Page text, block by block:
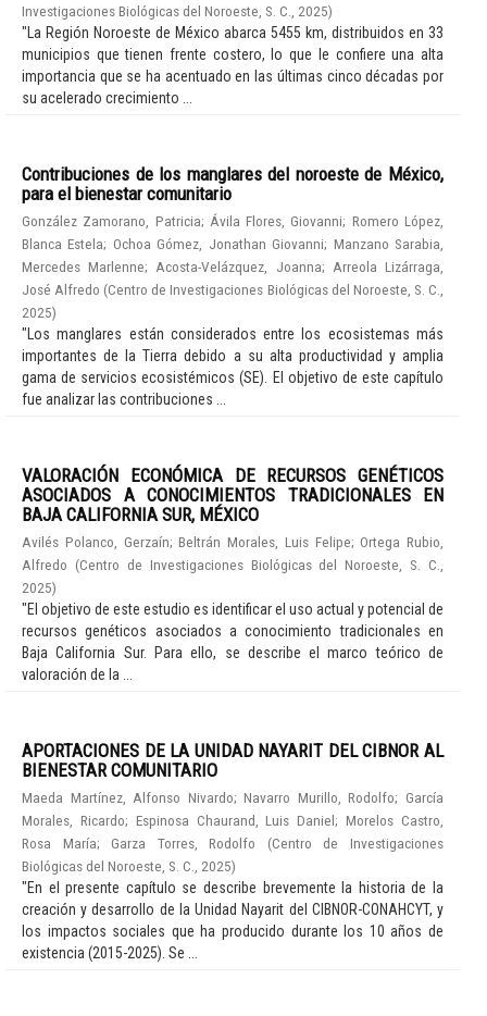
Investigaciones Biológicas del Noroeste, S. C.
2025)
"La Región Noroeste de México abarca 5455 km, distribuidos en 33
municipios que tienen frente costero, lo que le confiere una alta
importancia que se ha acentuado en las últimas cinco décadas por
su acelerado crecimiento ...
Contribuciones de los manglares del noroeste de México,
para el bienestar comunitario
González Zamorano, Patricia; Ávila Flores, Giovanni; Romero López,
Blanca Estela; Ochoa Gómez, Jonathan Giovanni; Manzano Sarabia,
Mercedes Marlenne; Acosta-Velázquez, Joanna; Arreola Lizárraga,
José Alfredo (Centro de Investigaciones Biológicas del Noroeste, S. C.
2025)
"Los manglares están considerados entre los ecosistemas más
importantes de la Tierra debido a su alta productividad y amplia
gama de servicios ecosistémicos (SE). El objetivo de este capítulo
fue analizar las contribuciones ...
VALORACIÓN ECONÓMICA DE RECURSOS GENÉTICOS
ASOCIADOS A CONOCIMIENTOS TRADICIONALES EN
BAJA CALIFORNIA SUR, MÉXICO
Avilés Polanco, Gerzaín;Beltrán Morales, Luis Felipe;Ortega Rubio,
Alfredo (Centro de Investigaciones Biológicas del Noroeste, S. C.
2025)
"El objetivo de este estudio es identificar el uso actual y potencial de
recursos genéticos asociados a conocimiento tradicionales en
Baja California Sur. Para ello, se describe el marco teórico de
valoración de la ...
APORTACIONES DE LA UNIDAD NAYARIT DEL CIBNOR AL
BIENESTAR COMUNITARIO
Maeda Martínez, Alfonso Nivardo;Navarro Murillo, Rodolfo;García
Morales, Ricardo; Espinosa Chaurand, Luis Daniel;Morelos Castro,
Rosa María;Garza Torres, Rodolfo (Centro de Investigaciones
Biológicas del Noroeste, S. C.
2025)
"En el presente capítulo se describe brevemente la historia de la
creación y desarrollo de la Unidad Nayarit del CIBNOR-CONAHCYT, y
los impactos sociales que ha producido durante los 10 años de
existencia (2015-2025). Se ...